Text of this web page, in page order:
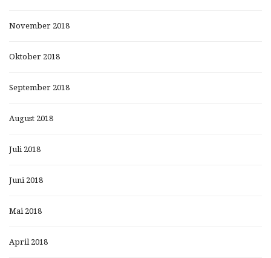
November 2018
Oktober 2018
September 2018
August 2018
Juli 2018
Juni 2018
Mai 2018
April 2018